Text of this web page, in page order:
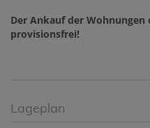
Der Ankauf der Wohnungen
provisionsfrei!
Lageplan